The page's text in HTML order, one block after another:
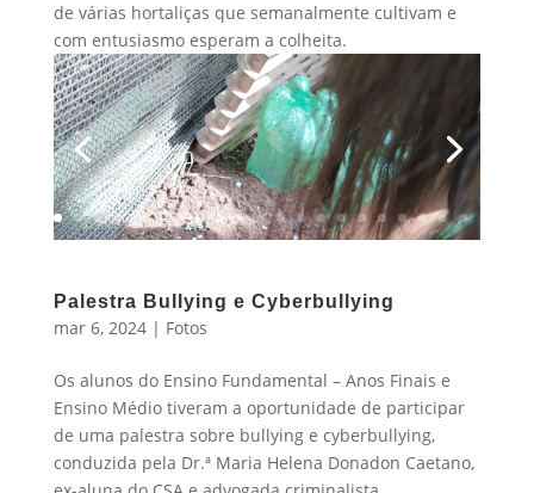
de várias hortaliças que semanalmente cultivam e
com entusiasmo esperam a colheita.
Palestra Bullying e Cyberbullying
mar 6, 2024| Fotos
Os alunos do Ensino Fundamental – Anos Finais e
Ensino Médio tiveram a oportunidade de participar
de uma palestra sobre bullying e cyberbullying,
conduzida pela Dr.ª Maria Helena Donadon Caetano,